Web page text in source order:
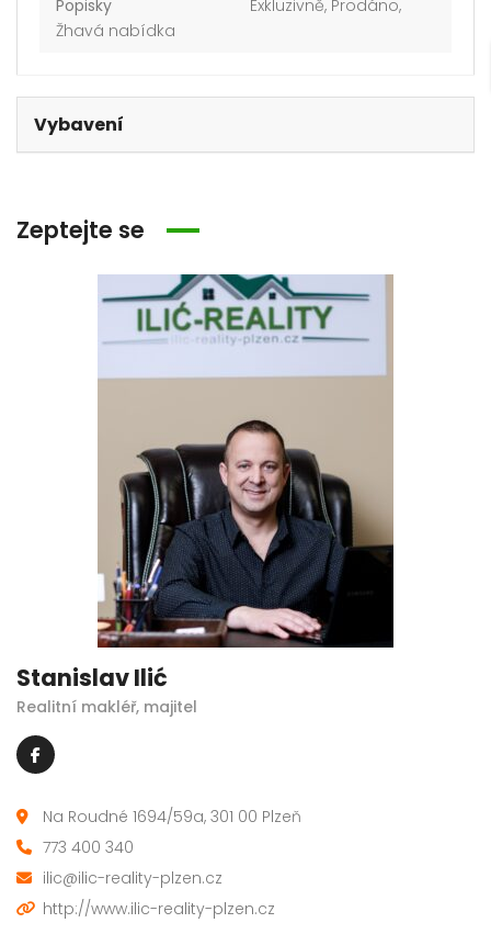
Popisky Exkluzivně, Prodáno,
Žhavá nabídka
Vybavení
Zeptejte se
Stanislav Ilić
Realitní makléř, majitel
Na Roudné 1694/59a, 301 00 Plzeň
773 400 340
ilic@ilic-reality-plzen.cz
http://www.ilic-reality-plzen.cz